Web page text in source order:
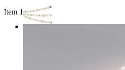
Item 1 of 3